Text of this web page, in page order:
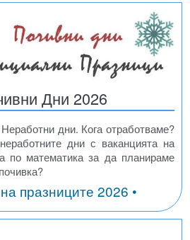
Дни 2026
дни. Кога отработваме?
дни с ваканцията на
по математика за да планираме
празниците 2026 •